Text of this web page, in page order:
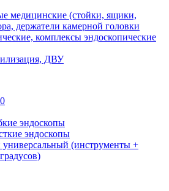
медицинские (стойки, ящики,
держатели камерной головки
комплексы эндоскопические
ДВУ
эндоскопы
эндоскопы
(инструменты +